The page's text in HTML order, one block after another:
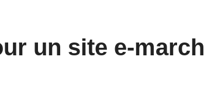
un site e-